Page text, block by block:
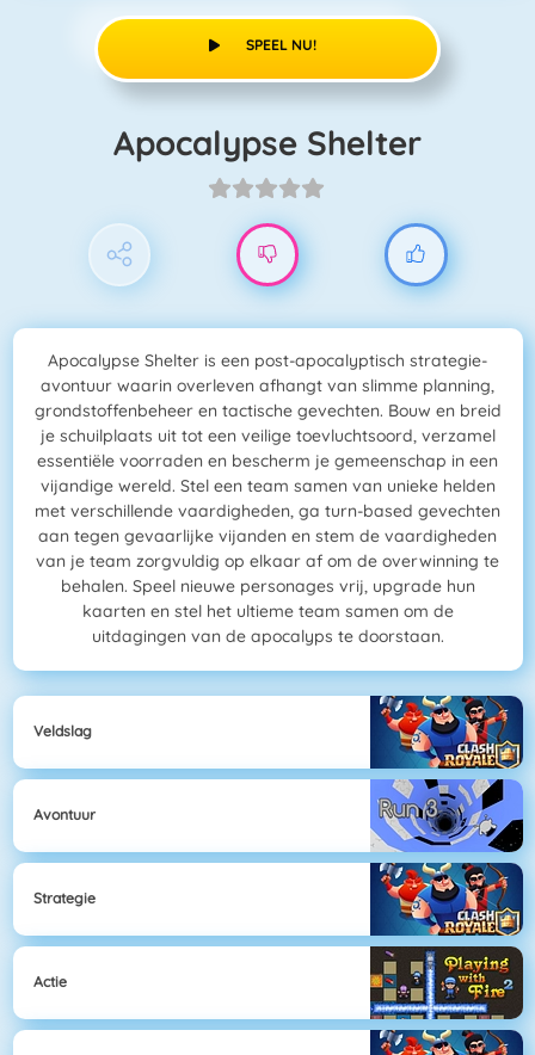
SPEEL NU!
Apocalypse Shelter
Apocalypse Shelter is een post-apocalyptisch strategie-
avontuur waarin overleven afhangt van slimme planning,
grondstoffenbeheer en tactische gevechten. Bouw en breid
je schuilplaats uit tot een veilige toevluchtsoord, verzamel
essentiële voorraden en bescherm je gemeenschap in een
vijandige wereld. Stel een team samen van unieke helden
met verschillende vaardigheden, ga turn-based gevechten
aan tegen gevaarlijke vijanden en stem de vaardigheden
van je team zorgvuldig op elkaar af om de overwinning te
behalen. Speel nieuwe personages vrij, upgrade hun
kaarten en stel het ultieme team samen om de
uitdagingen van de apocalyps te doorstaan.
Veldslag
Avontuur
Strategie
Actie